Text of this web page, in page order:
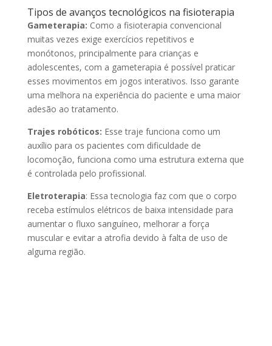
Tipos de avanços tecnológicos na fisioterapia
Gameterapia: Como a fisioterapia convencional
muitas vezes exige exercícios repetitivos e
monótonos, principalmente para crianças e
adolescentes, com a gameterapia é possível praticar
esses movimentos em jogos interativos. Isso garante
uma melhora na experiência do paciente e uma maior
adesão ao tratamento.
Trajes robóticos: Esse traje funciona como um
auxílio para os pacientes com dificuldade de
locomoção, funciona como uma estrutura externa que
é controlada pelo profissional.
Eletroterapia: Essa tecnologia faz com que o corpo
receba estímulos elétricos de baixa intensidade para
aumentar o fluxo sanguíneo, melhorar a força
muscular e evitar a atrofia devido à falta de uso de
alguma região.